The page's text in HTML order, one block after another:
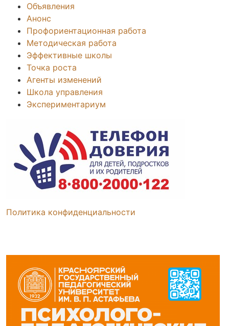
Объявления
Анонс
Профориентационная работа
Методическая работа
Эффективные школы
Точка роста
Агенты изменений
Школа управления
Экспериментариум
Политика конфиденциальности